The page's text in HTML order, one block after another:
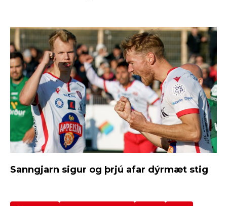
Sanngjarn sigur og þrjú afar dýrmæt stig